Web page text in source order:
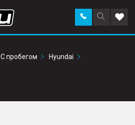
Поиск
по
Заказать
звонок в
С пробегом Hyundai